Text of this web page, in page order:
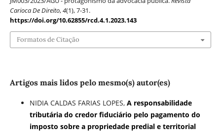
Carioca De Direito,4(1), 7-31.
https://doi.org/10.62855/rcd.4.1.2023.143
Formatos de Citação
Artigos mais lidos pelo mesmo(s) autor(es)
NIDIA CALDAS FARIAS LOPES, A responsabilidade
tributária do credor fiduciário pelo pagamento do
imposto sobre a propriedade predial e territorial